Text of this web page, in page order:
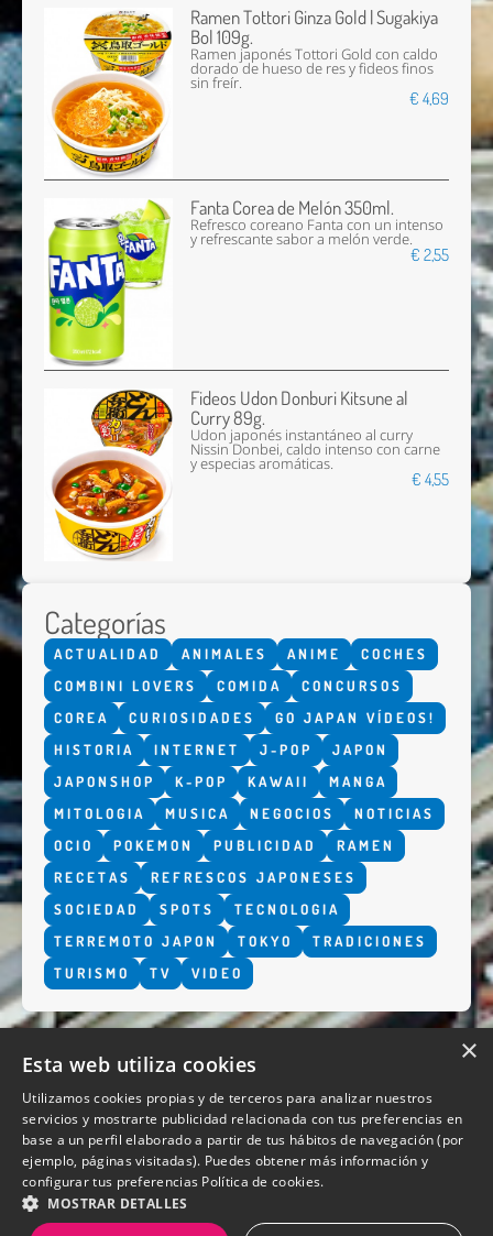
Ramen Tottori Ginza Gold | Sugakiya
Bol 109g.
Ramen japonés Tottori Gold con caldo
dorado de hueso de res y fideos finos
sin freír.
€ 4,69
Fanta Corea de Melón 350ml.
Refresco coreano Fanta con un intenso
y refrescante sabor a melón verde.
€ 2,55
Fideos Udon Donburi Kitsune al
Curry 89g.
Udon japonés instantáneo al curry
Nissin Donbei, caldo intenso con carne
y especias aromáticas.
€ 4,55
Categorías
ACTUALIDAD ANIMALES ANIME
COCHES
COMBINI LOVERS
COMIDA
CONCURSOS
COREA
CURIOSIDADES
GO JAPAN VÍDEOS!
HISTORIA
INTERNET J-POP
JAPON
JAPONSHOP
K-POP KAWAII
MANGA
MITOLOGIA
MUSICA NEGOCIOS
NOTICIAS
OCIO
POKEMON PUBLICIDAD
RAMEN
RECETAS
REFRESCOS JAPONESES
SOCIEDAD
SPOTS
TECNOLOGIA
TERREMOTO JAPON
TOKYO
TRADICIONES
TURISMO
TV VIDEO
QUIENES SOMOS
×
Esta web utiliza cookies
Utilizamos cookies propias y de terceros para analizar nuestros
servicios y mostrarte publicidad relacionada con tus preferencias en
base a un perfil elaborado a partir de tus hábitos de navegación (por
ejemplo, páginas visitadas). Puedes obtener más información y
configurar tus preferencias Política de cookies.
MOSTRAR DETALLES